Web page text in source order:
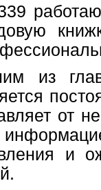
из
от
и